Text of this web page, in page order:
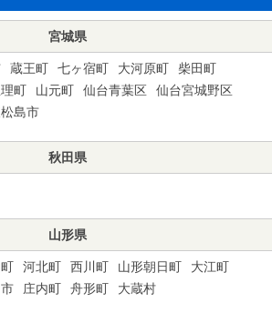
宮城県
蔵王町 七ヶ宿町 大河原町
柴田町
町 山元町 仙台青葉区
仙台宮城野区
島市
秋田県
山形県
河北町 西川町 山形朝日町
大江町
庄内町 舟形町 大蔵村